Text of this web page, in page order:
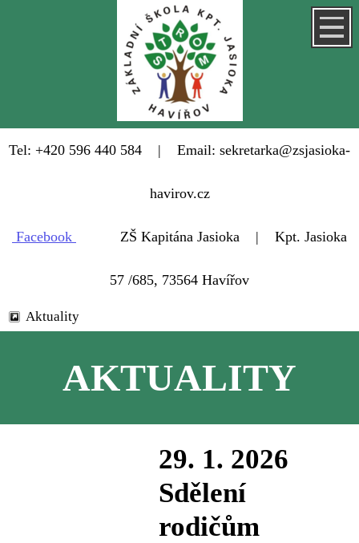
Tel: +420 596 440 584 | Email: sekretarka@zsjasioka-
havirov.cz
Facebook ZŠ Kapitána Jasioka | Kpt. Jasioka
57 /685, 73564 Havířov
Aktuality
AKTUALITY
29. 1. 2026
Sdělení
rodičům